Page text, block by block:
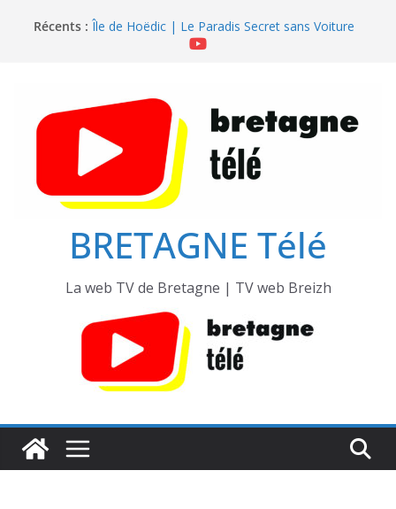
Récents : Île de Hoëdic | Le Beau Fort
Île de Hoëdic | Le Paradis Secret sans Voiture
Île de Hoëdic | Dimanche le Jour du Zodiac
BRETAGNE Télé
La web TV de Bretagne | TV web Breizh